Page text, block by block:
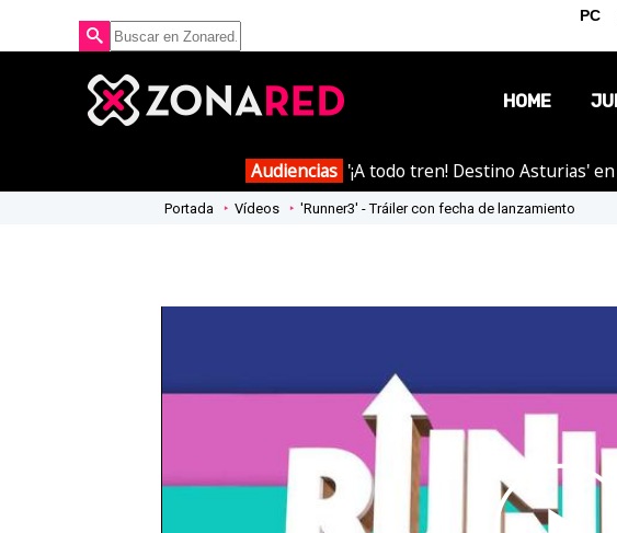
HOME
Audiencias '¡A todo tren! Destino Asturias'
Portada Vídeos 'Runner3' - Tráiler con fecha de lanzamiento
PC